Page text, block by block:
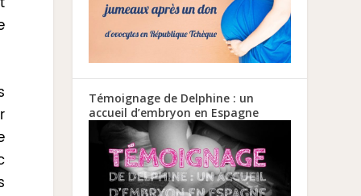
Témoignage de Delphine : un
accueil d’embryon en Espagne